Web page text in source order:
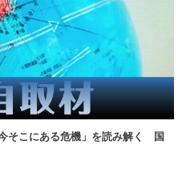
そこにある危機」を読み解く 国